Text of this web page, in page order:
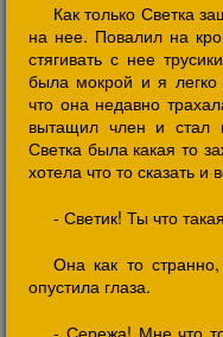
Как только Светка
на нее. Повалил на
стягивать с нее
была мокрой и я
что она недавно
вытащил член и стал
Светка была какая то
хотела что то сказать и
- Светик! Ты что
Она как то
опустила глаза.
- Сережа! Мне что